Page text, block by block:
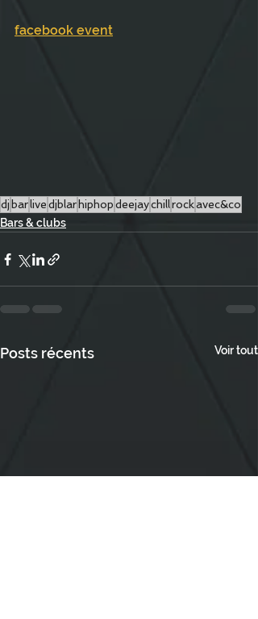
facebook event
dj bar livedjblar hiphopdeejaychillrockavec&co
Bars & clubs
Posts récents Voir tout